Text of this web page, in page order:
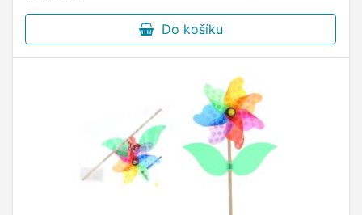
Do košíku